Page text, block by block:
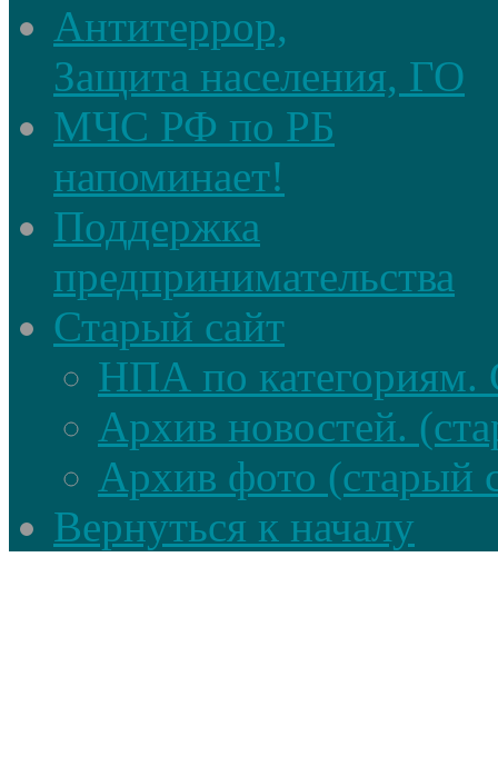
Антитеррор,
Защита населения, ГО
МЧС РФ по РБ
напоминает!
Поддержка
предпринимательства
Старый сайт
НПА по категориям.
Архив новостей.
Архив фото (старый
Вернуться к началу